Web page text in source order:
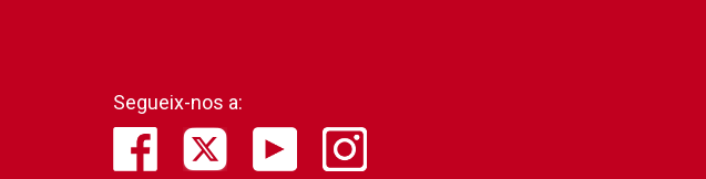
Segueix-nos a: